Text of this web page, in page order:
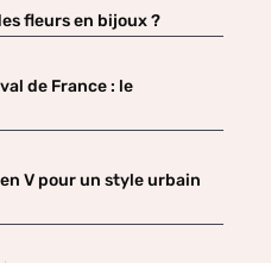
fleurs en bijoux ?
de France : le
V pour un style urbain